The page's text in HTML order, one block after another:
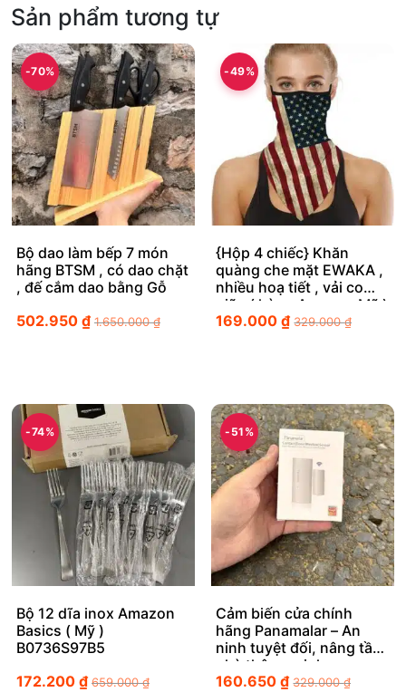
Sản phẩm tương tự
-70%
Bộ dao làm bếp 7 món
hãng BTSM , có dao chặt
, đế cắm dao bằng Gỗ
502.950 ₫ 1.650.000₫
-49%
{Hộp 4 chiếc} Khăn
quàng che mặt EWAKA ,
nhiều hoạ tiết , vải co
giãn ( hàng Amazon Mỹ )
169.000₫ 329.000₫
-74%
Bộ 12 dĩa inox Amazon
Basics ( Mỹ )
B0736S97B5
172.200 ₫ 659.000₫
-51%
Cảm biến cửa chính
hãng Panamalar – An
ninh tuyệt đối, nâng tầm
nhà thông minh
160.650₫ 329.000₫